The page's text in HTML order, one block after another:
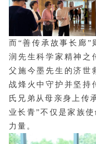
而“善传承故事长廊”
润先生科学家精神之
父施今墨先生的济世
战烽火中守护并坚持
氏兄弟从母亲身上传
业长青”不仅是家族
力量。